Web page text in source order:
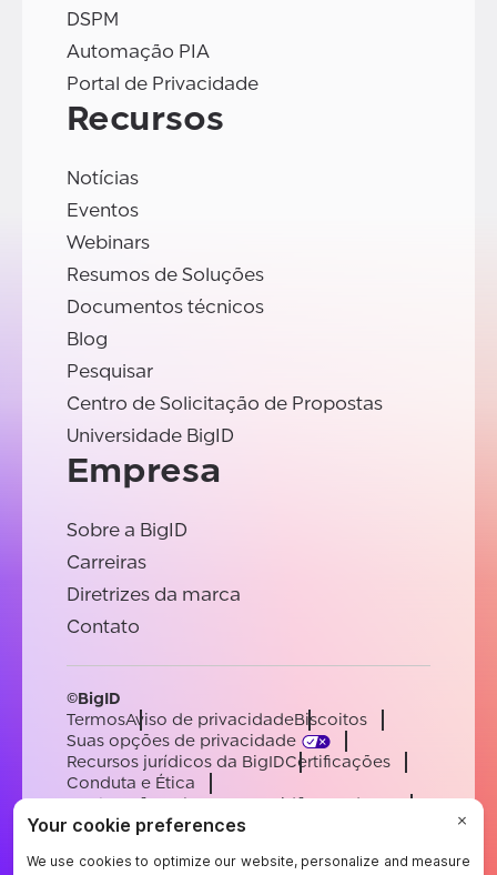
DSPM
Automação PIA
Portal de Privacidade
Recursos
Notícias
Eventos
Webinars
Resumos de Soluções
Documentos técnicos
Blog
Pesquisar
Centro de Solicitação de Propostas
Universidade BigID
Empresa
Sobre a BigID
Carreiras
Diretrizes da marca
Contato
©BigID
TermosAviso de privacidadeBiscoitos
Suas opções de privacidade
Recursos jurídicos da BigIDCertificações
Conduta e Ética
Declaração sobre a escravidão moderna
SubprocessadoresApoiar
EnglishGermanFrenchSpanishPortuguese